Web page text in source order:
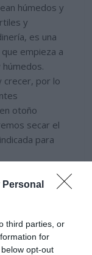
third parties, or
for
opt-out
húmedos y
y
es una
empieza a
crecer, por lo
otoño
secar el
para